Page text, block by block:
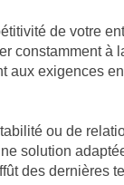
de votre
constamment à
exigences
ou de
solution
des dernières